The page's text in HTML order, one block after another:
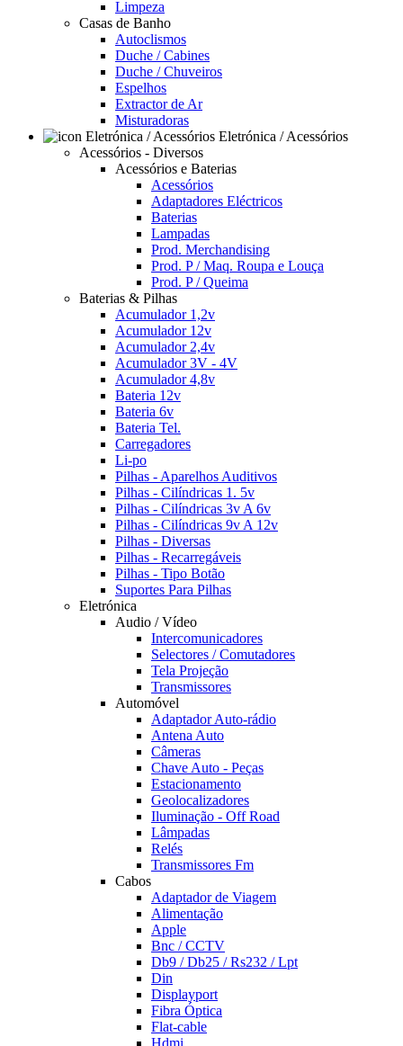
Limpeza
Casas de Banho
Autoclismos
Duche / Cabines
Duche / Chuveiros
Espelhos
Extractor de Ar
Misturadoras
Eletrónica / Acessórios
Acessórios - Diversos
Acessórios e Baterias
Acessórios
Adaptadores Eléctricos
Baterias
Lampadas
Prod. Merchandising
Prod. P / Maq. Roupa e Louça
Prod. P / Queima
Baterias & Pilhas
Acumulador 1,2v
Acumulador 12v
Acumulador 2,4v
Acumulador 3V - 4V
Acumulador 4,8v
Bateria 12v
Bateria 6v
Bateria Tel.
Carregadores
Li-po
Pilhas - Aparelhos Auditivos
Pilhas - Cilíndricas 1. 5v
Pilhas - Cilíndricas 3v A 6v
Pilhas - Cilíndricas 9v A 12v
Pilhas - Diversas
Pilhas - Recarregáveis
Pilhas - Tipo Botão
Suportes Para Pilhas
Eletrónica
Audio / Vídeo
Intercomunicadores
Selectores / Comutadores
Tela Projeção
Transmissores
Automóvel
Adaptador Auto-rádio
Antena Auto
Câmeras
Chave Auto - Peças
Estacionamento
Geolocalizadores
Iluminação - Off Road
Lâmpadas
Relés
Transmissores Fm
Cabos
Adaptador de Viagem
Alimentação
Apple
Bnc / CCTV
Db9 / Db25 / Rs232 / Lpt
Din
Displayport
Fibra Óptica
Flat-cable
Hdmi